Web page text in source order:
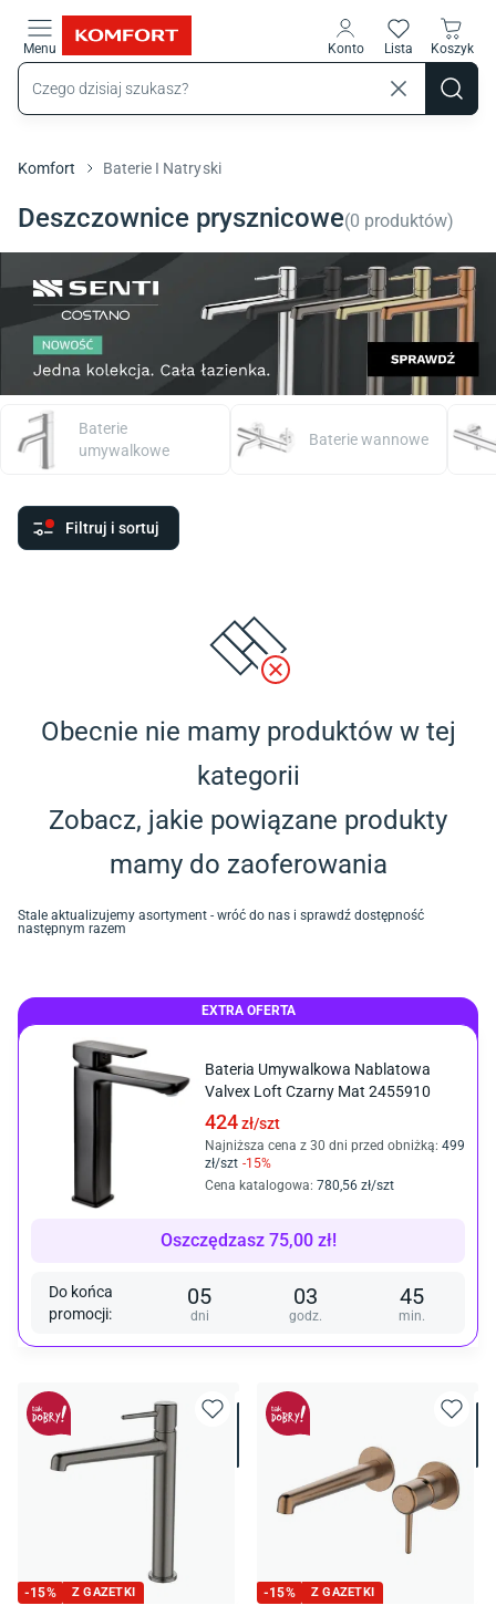
Menu Konto Lista Koszyk
Komfort Baterie I Natryski
Deszczownice prysznicowe(0 produktów)
Baterie
umywalkowe
Baterie wannowe
Filtruj i sortuj
Obecnie nie mamy produktów w tej
kategorii
Zobacz, jakie powiązane produkty
mamy do zaoferowania
Stale aktualizujemy asortyment - wróć do nas i sprawdź dostępność
następnym razem
EXTRA OFERTA
Bateria Umywalkowa Nablatowa
Valvex Loft Czarny Mat 2455910
424 zł/szt
Najniższa cena z 30 dni przed obniżką: 499
zł/szt -15%
Cena katalogowa: 780 ,56 zł/szt
Oszczędzasz 75,00 zł!
Do końca
promocji:
05
dni
03
godz.
45
min.
-15% Z GAZETKI -15% Z GAZETKI